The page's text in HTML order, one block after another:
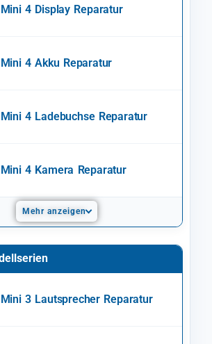
4 Display Reparatur
4 Akku Reparatur
4 Ladebuchse Reparatur
4 Kamera Reparatur
Mehr anzeigen
3 Lautsprecher Reparatur